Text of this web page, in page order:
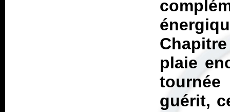
plaie
guérit,